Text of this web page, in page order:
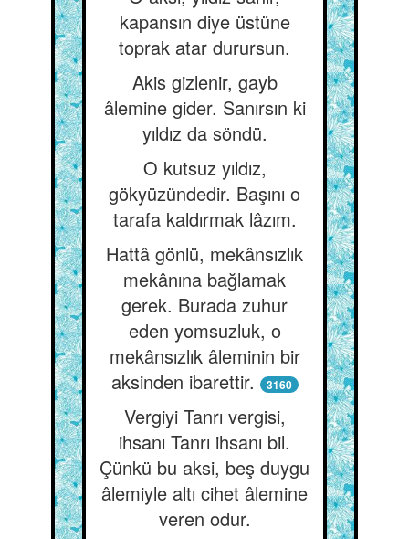
kapansın diye üstüne
toprak atar durursun.
Akis gizlenir, gayb
âlemine gider. Sanırsın ki
yıldız da söndü.
O kutsuz yıldız,
gökyüzündedir. Başını o
tarafa kaldırmak lâzım.
Hattâ gönlü, mekânsızlık
mekânına bağlamak
gerek. Burada zuhur
eden yomsuzluk, o
mekânsızlık âleminin bir
aksinden ibarettir.
3160
Vergiyi Tanrı vergisi,
ihsanı Tanrı ihsanı bil.
Çünkü bu aksi, beş duygu
âlemiyle altı cihet âlemine
veren odur.